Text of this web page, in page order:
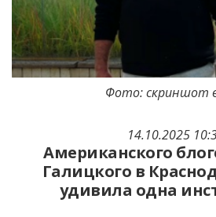
14.10.2025
Американского
Галицкого в
удивила одна
Фото: скриншот